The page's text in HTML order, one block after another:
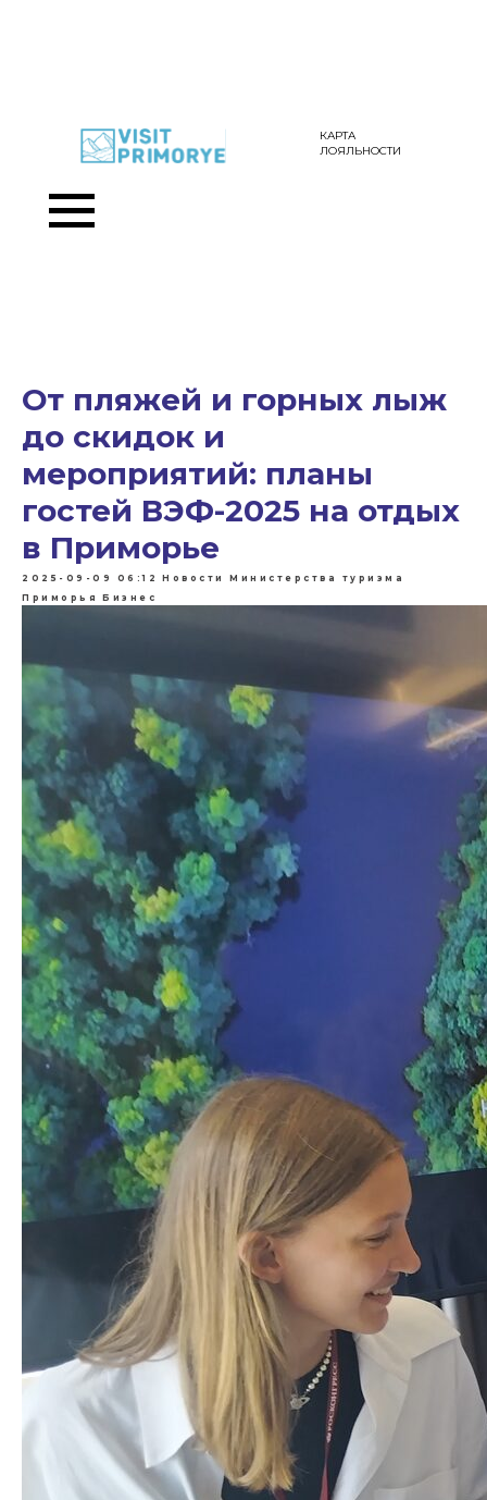
КАРТА
ЛОЯЛЬНОСТИ
От пляжей и горных лыж
до скидок и
мероприятий: планы
гостей ВЭФ-2025 на отдых
в Приморье
2025-09-09 06:12
Новости Министерства туризма
Приморья
Бизнес